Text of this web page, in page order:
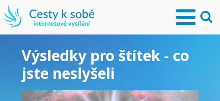
Výsledky pro štítek - co
jste neslyšeli